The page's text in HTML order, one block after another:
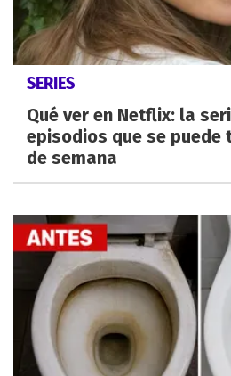
SERIES
Qué ver en Netflix: la
episodios que se puede
de semana